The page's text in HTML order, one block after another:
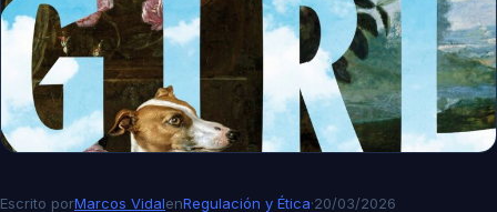
Escrito porMarcos VidalenRegulación y Ética·20/03/2026